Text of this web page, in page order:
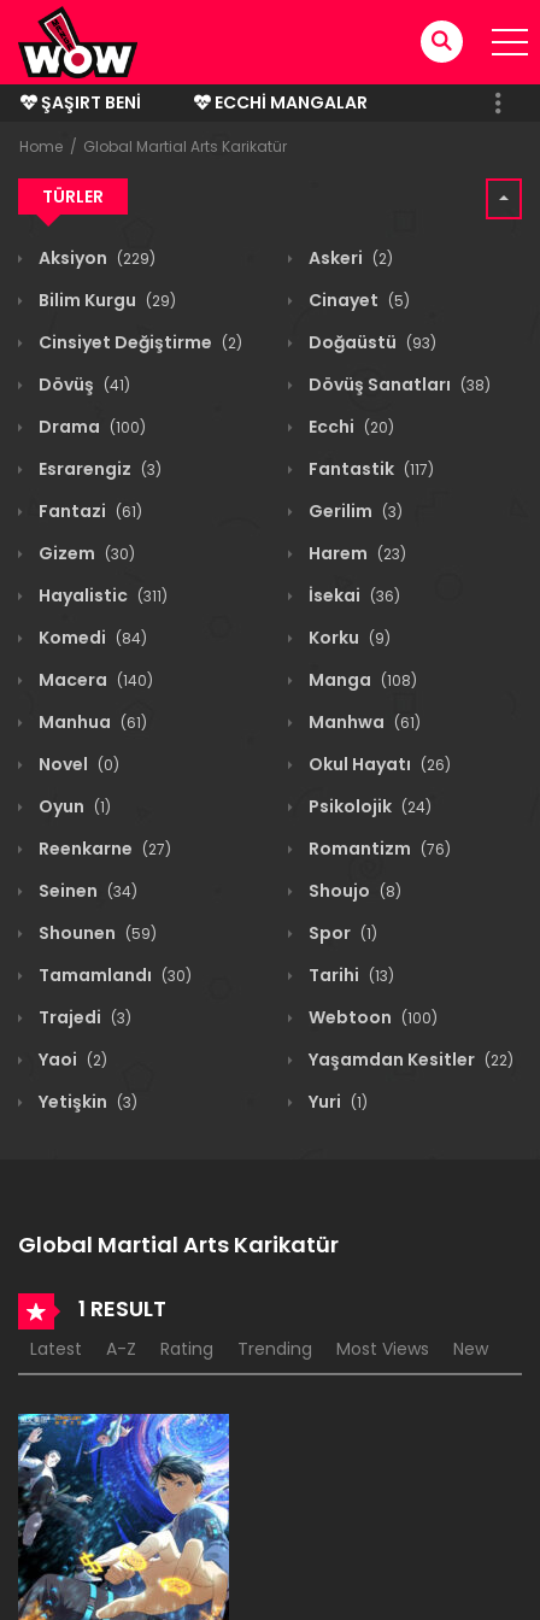
ŞAŞIRT BENI
ECCHI MANGALAR
BITMIŞ MANGALAR
Home Global Martial Arts Karikatür
TÜRLER
Aksiyon (229) Askeri (2)
Bilim Kurgu (29) Cinayet (5)
Cinsiyet Değiştirme (2) Doğaüstü (93)
Dövüş (41) Dövüş Sanatları (38)
Drama (100) Ecchi (20)
Esrarengiz (3) Fantastik (117)
Fantazi (61) Gerilim (3)
Gizem (30) Harem (23)
Hayalistic (311) İsekai (36)
Komedi (84) Korku (9)
Macera (140) Manga (108)
Manhua (61) Manhwa (61)
Novel (0) Okul Hayatı (26)
Oyun (1) Psikolojik (24)
Reenkarne (27) Romantizm (76)
Seinen (34) Shoujo (8)
Shounen (59) Spor (1)
Tamamlandı (30) Tarihi (13)
Trajedi (3) Webtoon (100)
Yaoi (2) Yaşamdan Kesitler (22)
Yetişkin (3) Yuri (1)
Global Martial Arts Karikatür
1 RESULT
Latest A-Z Rating Trending Most Views New